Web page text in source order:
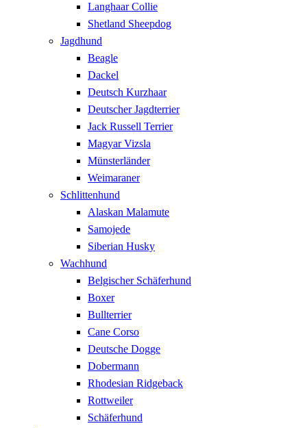
Langhaar Collie
Shetland Sheepdog
Jagdhund
Beagle
Dackel
Deutsch Kurzhaar
Deutscher Jagdterrier
Jack Russell Terrier
Magyar Vizsla
Münsterländer
Weimaraner
Schlittenhund
Alaskan Malamute
Samojede
Siberian Husky
Wachhund
Belgischer Schäferhund
Boxer
Bullterrier
Cane Corso
Deutsche Dogge
Dobermann
Rhodesian Ridgeback
Rottweiler
Schäferhund